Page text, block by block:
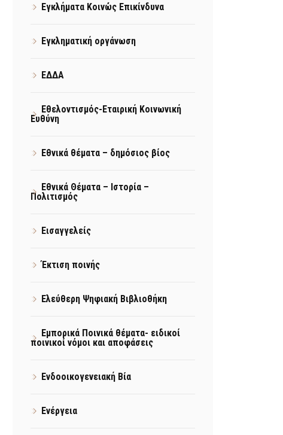
Εγκλήματα Κοινώς Επικίνδυνα
Εγκληματική οργάνωση
ΕΔΔΑ
Εθελοντισμός-Εταιρική Κοινωνική
Ευθύνη
Εθνικά θέματα – δημόσιος βίος
Εθνικά Θέματα – Ιστορία –
Πολιτισμός
Εισαγγελείς
Έκτιση ποινής
Ελεύθερη Ψηφιακή Βιβλιοθήκη
Εμπορικά Ποινικά θέματα- ειδικοί
ποινικοί νόμοι και αποφάσεις
Ενδοοικογενειακή Βία
Ενέργεια